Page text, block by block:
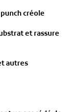
créole
et rassure
autres